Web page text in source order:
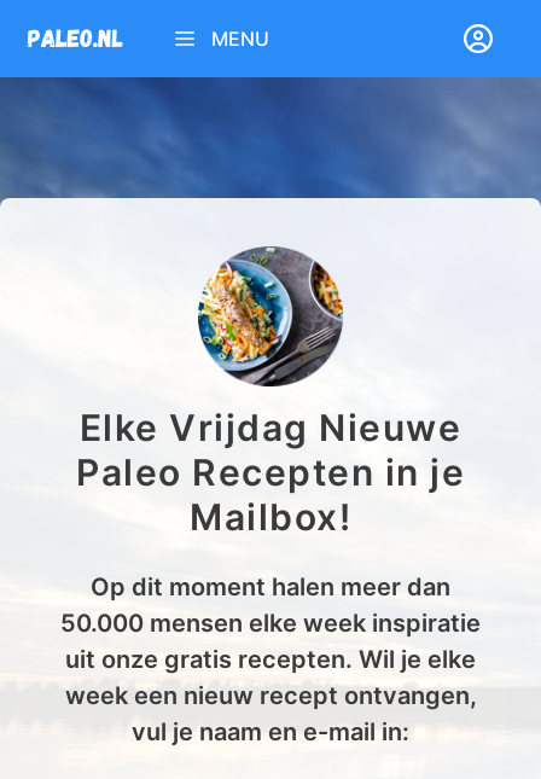
naar
de
MENU
Elke Vrijdag Nieuwe
Paleo Recepten in je
Mailbox!
Op dit moment halen meer dan
50.000 mensen elke week inspiratie
uit onze gratis recepten. Wil je elke
week een nieuw recept ontvangen,
vul je naam en e-mail in: